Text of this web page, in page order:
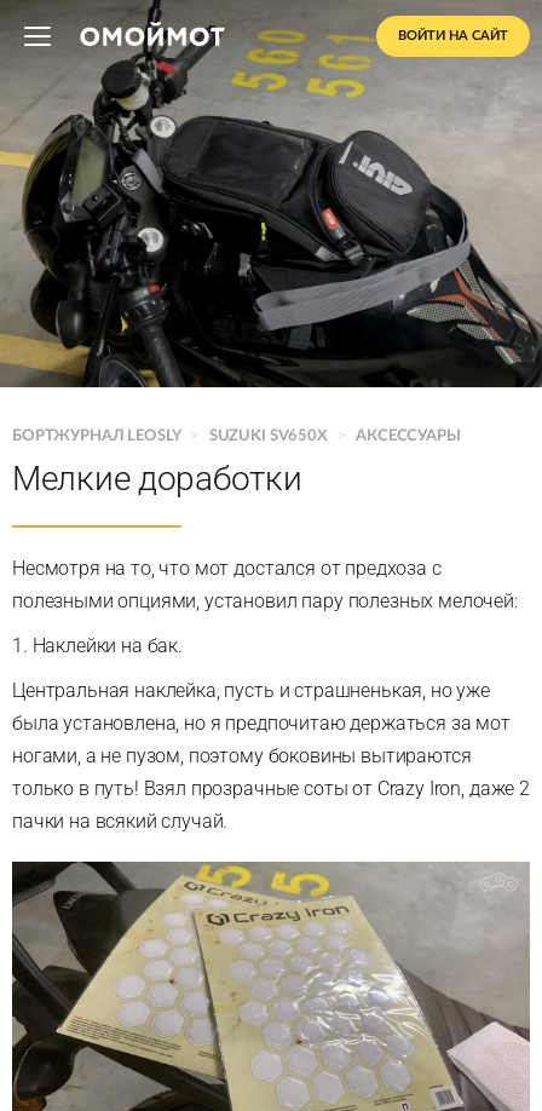
ВОЙТИ НА САЙТ
БОРТЖУРНАЛ LEOSLY > SUZUKI SV650X > АКСЕССУАРЫ
Мелкие доработки
Несмотря на то, что мот достался от предхоза с
полезными опциями, установил пару полезных мелочей:
1. Наклейки на бак.
Центральная наклейка, пусть и страшненькая, но уже
была установлена, но я предпочитаю держаться за мот
ногами, а не пузом, поэтому боковины вытираются
только в путь! Взял прозрачные соты от Crazy Iron, даже 2
пачки на всякий случай.